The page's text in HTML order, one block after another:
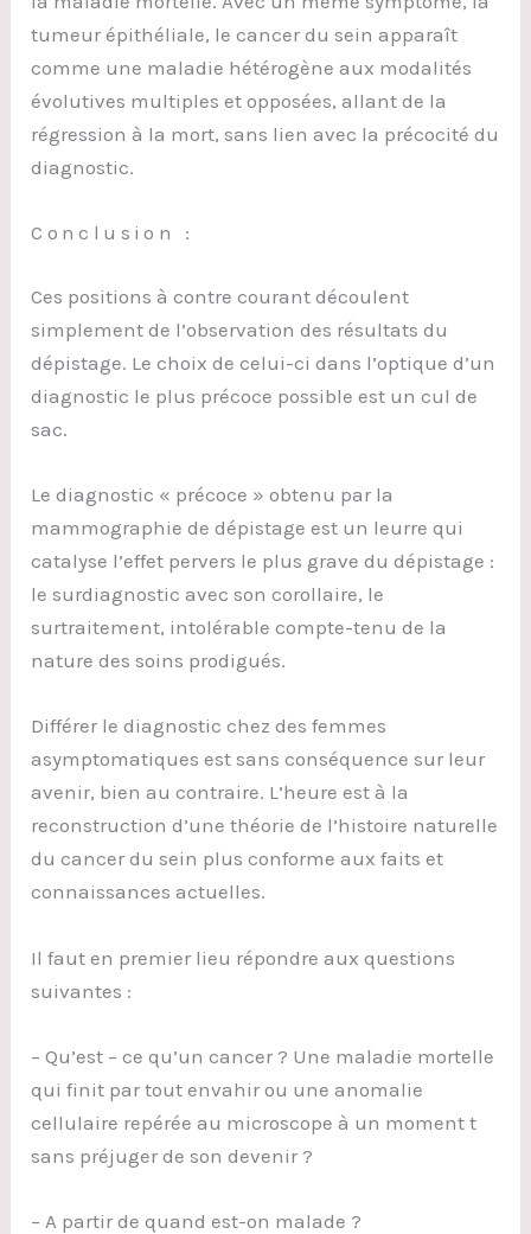
tumeur épithéliale, le cancer du sein apparaît
comme une maladie hétérogène aux modalités
évolutives multiples et opposées, allant de la
régression à la mort, sans lien avec la précocité du
diagnostic.
Conclusion :
Ces positions à contre courant découlent
simplement de l’observation des résultats du
dépistage. Le choix de celui-ci dans l’optique d’un
diagnostic le plus précoce possible est un cul de
sac.
Le diagnostic « précoce » obtenu par la
mammographie de dépistage est un leurre qui
catalyse l’effet pervers le plus grave du dépistage :
le surdiagnostic avec son corollaire, le
surtraitement, intolérable compte-tenu de la
nature des soins prodigués.
Différer le diagnostic chez des femmes
asymptomatiques est sans conséquence sur leur
avenir, bien au contraire. L’heure est à la
reconstruction d’une théorie de l’histoire naturelle
du cancer du sein plus conforme aux faits et
connaissances actuelles.
Il faut en premier lieu répondre aux questions
suivantes :
– Qu’est – ce qu’un cancer ? Une maladie mortelle
qui finit par tout envahir ou une anomalie
cellulaire repérée au microscope à un moment t
sans préjuger de son devenir ?
– A partir de quand est-on malade ?